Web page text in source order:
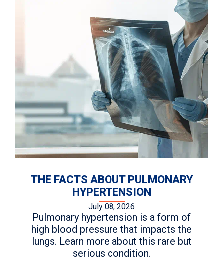
THE FACTS ABOUT PULMONARY
HYPERTENSION
July 08, 2026
Pulmonary hypertension is a form of
high blood pressure that impacts the
lungs. Learn more about this rare but
serious condition.